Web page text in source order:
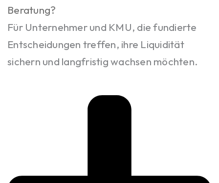
Beratung?
Für Unternehmer und KMU, die fundierte
Entscheidungen treffen, ihre Liquidität
sichern und langfristig wachsen möchten.